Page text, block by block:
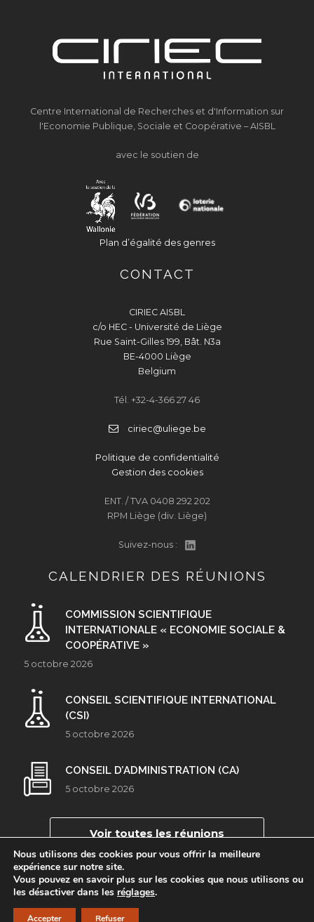
Centre International de Recherches et d'Information sur
l'Economie Publique, Sociale et Coopérative – AISBL
avec le soutien de
Plan d’égalité des genres
CONTACT
CIRIEC AISBL
c/o HEC - Université de Liège
Rue Saint-Gilles 199, Bât. N3a
BE-4000 Liège
Belgium
Tél. +32-4-366 27 46
ciriec@uliege.be
Politique de confidentialité
Gestion des cookies
ENT. / TVA 0408 292 202
RPM Liège (div. Liège)
Suivez-nous :
CALENDRIER DES RÉUNIONS
COMMISSION SCIENTIFIQUE
INTERNATIONALE « ECONOMIE SOCIALE &
COOPÉRATIVE »
5 octobre 2026
CONSEIL SCIENTIFIQUE INTERNATIONAL
(CSI)
5 octobre 2026
CONSEIL D’ADMINISTRATION (CA)
5 octobre 2026
Voir toutes les réunions
Copyright © 2016-2026 CIRIEC
Nous utilisons des cookies pour vous offrir la meilleure
expérience sur notre site.
Vous pouvez en savoir plus sur les cookies que nous utilisons ou
les désactiver dans les réglages.
Accepter Refuser